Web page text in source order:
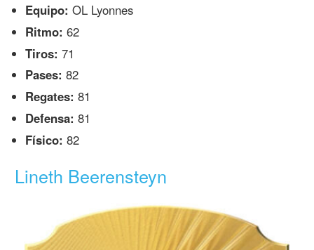
Equipo: OL Lyonnes
Ritmo: 62
Tiros: 71
Pases: 82
Regates: 81
Defensa: 81
Físico: 82
Lineth Beerensteyn